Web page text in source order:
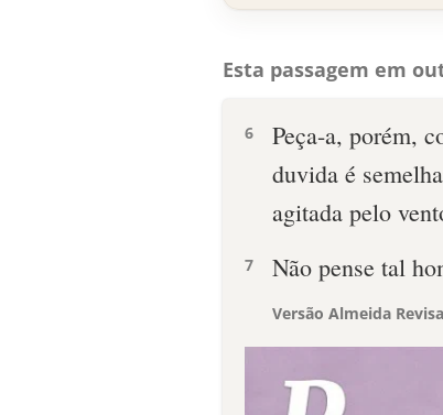
Esta passagem em
6
Peça-a, porém,
duvida é
agitada pelo
7 Não pense tal
Versão Almeida